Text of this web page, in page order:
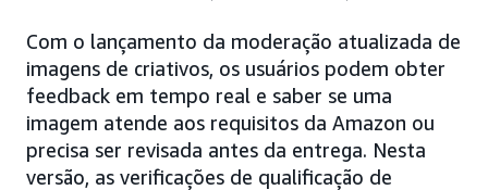
Com o lançamento da moderação atualizada de
imagens de criativos, os usuários podem obter
feedback em tempo real e saber se uma
imagem atende aos requisitos da Amazon ou
precisa ser revisada antes da entrega. Nesta
versão, as verificações de qualificação de